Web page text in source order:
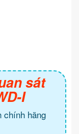
sát
I
chính hãng